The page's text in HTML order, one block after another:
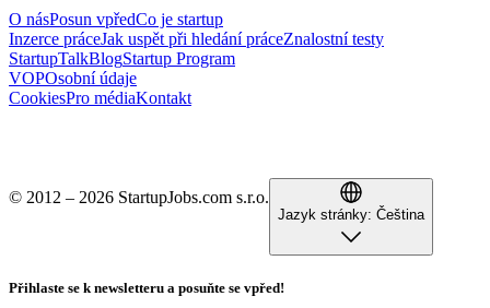
O násPosun vpředCo je startup
Inzerce práceJak uspět při hledání práceZnalostní testy
StartupTalkBlogStartup Program
VOPOsobní údaje
CookiesPro médiaKontakt
© 2012 – 2026 StartupJobs.com s.r.o.
Jazyk stránky: Čeština
Přihlaste se k newsletteru a posuňte se vpřed!